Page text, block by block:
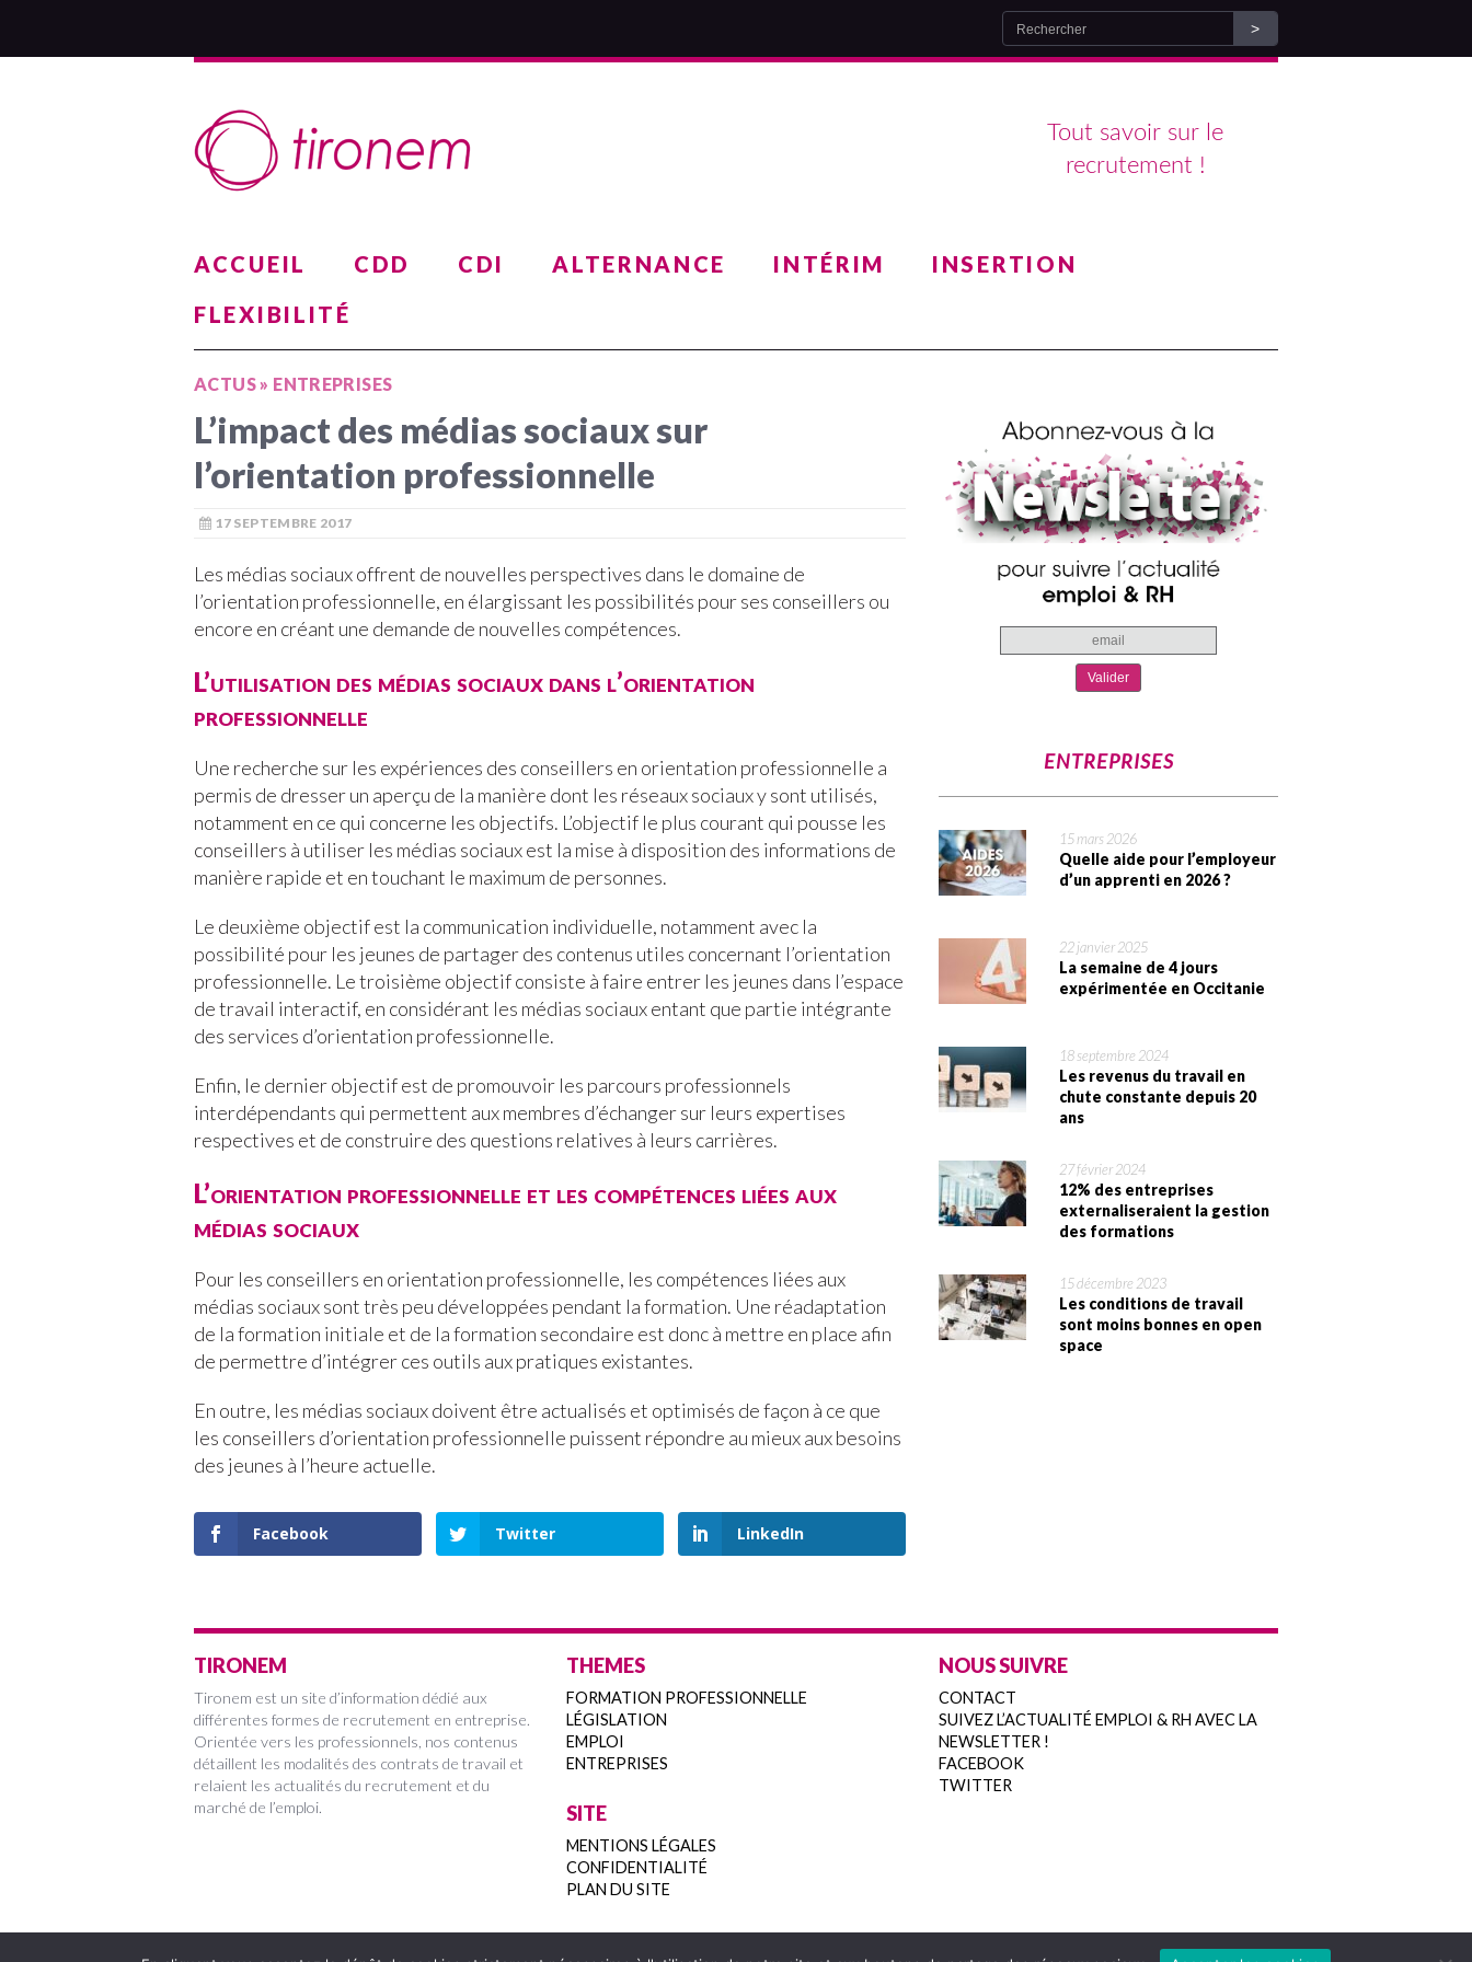
Tout savoir sur le
recrutement !
ACCUEIL CDD CDI ALTERNANCE INTÉRIM
INSERTION
FLEXIBILITÉ
ACTUS» ENTREPRISES
L’impact des médias sociaux sur
l’orientation professionnelle
17 SEPTEMBRE 2017
Les médias sociaux offrent de nouvelles perspectives dans le domaine de
l’orientation professionnelle, en élargissant les possibilités pour ses conseillers ou
encore en créant une demande de nouvelles compétences.
L’utilisation des médias sociaux dans l’orientation
professionnelle
Une recherche sur les expériences des conseillers en orientation professionnelle a
permis de dresser un aperçu de la manière dont les réseaux sociaux y sont utilisés,
notamment en ce qui concerne les objectifs. L’objectif le plus courant qui pousse les
conseillers à utiliser les médias sociaux est la mise à disposition des informations de
manière rapide et en touchant le maximum de personnes.
Le deuxième objectif est la communication individuelle, notamment avec la
possibilité pour les jeunes de partager des contenus utiles concernant l’orientation
professionnelle. Le troisième objectif consiste à faire entrer les jeunes dans l’espace
de travail interactif, en considérant les médias sociaux entant que partie intégrante
des services d’orientation professionnelle.
Enfin, le dernier objectif est de promouvoir les parcours professionnels
interdépendants qui permettent aux membres d’échanger sur leurs expertises
respectives et de construire des questions relatives à leurs carrières.
L’orientation professionnelle et les compétences liées aux
médias sociaux
Pour les conseillers en orientation professionnelle, les compétences liées aux
médias sociaux sont très peu développées pendant la formation. Une réadaptation
de la formation initiale et de la formation secondaire est donc à mettre en place afin
de permettre d’intégrer ces outils aux pratiques existantes.
En outre, les médias sociaux doivent être actualisés et optimisés de façon à ce que
les conseillers d’orientation professionnelle puissent répondre au mieux aux besoins
des jeunes à l’heure actuelle.
Facebook Twitter LinkedIn
ENTREPRISES
15 mars 2026
Quelle aide pour l’employeur
d’un apprenti en 2026 ?
22 janvier 2025
La semaine de 4 jours
expérimentée en Occitanie
18 septembre 2024
Les revenus du travail en
chute constante depuis 20
ans
27 février 2024
12% des entreprises
externaliseraient la gestion
des formations
15 décembre 2023
Les conditions de travail
sont moins bonnes en open
space
TIRONEM
Tironem est un site d’information dédié aux
différentes formes de recrutement en entreprise.
Orientée vers les professionnels, nos contenus
détaillent les modalités des contrats de travail et
relaient les actualités du recrutement et du
marché de l’emploi.
THEMES
FORMATION PROFESSIONNELLE
LÉGISLATION
EMPLOI
ENTREPRISES
SITE
MENTIONS LÉGALES
CONFIDENTIALITÉ
PLAN DU SITE
NOUS SUIVRE
CONTACT
SUIVEZ L’ACTUALITÉ EMPLOI & RH AVEC LA
NEWSLETTER !
FACEBOOK
TWITTER